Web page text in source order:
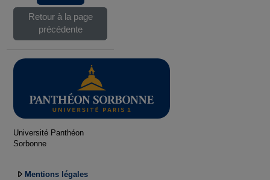
Retour à la page
précédente
Université Panthéon
Sorbonne
Mentions légales